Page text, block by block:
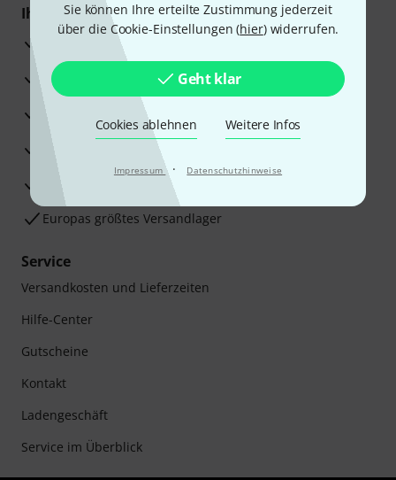
Sie können Ihre erteilte Zustimmung jederzeit
über die Cookie-Einstellungen (hier) widerrufen.
Geht klar
Cookies ablehnen Weitere Infos
Impressum · Datenschutzhinweise
Ihre Vorteile
3 Jahre Thomann Garantie
30 Tage Money-Back-Garantie
Beratung durch Fachexperten
Zufriedenheitsgarantie
Europas größtes Versandlager
Service
Versandkosten und Lieferzeiten
Hilfe-Center
Gutscheine
Kontakt
Ladengeschäft
Service im Überblick